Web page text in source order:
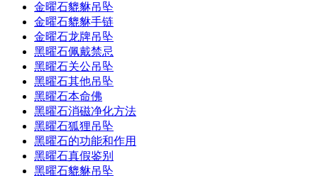
金曜石貔貅吊坠
金曜石貔貅手链
金曜石龙牌吊坠
黑曜石佩戴禁忌
黑曜石关公吊坠
黑曜石其他吊坠
黑曜石本命佛
黑曜石消磁净化方法
黑曜石狐狸吊坠
黑曜石的功能和作用
黑曜石真假鉴别
黑曜石貔貅吊坠